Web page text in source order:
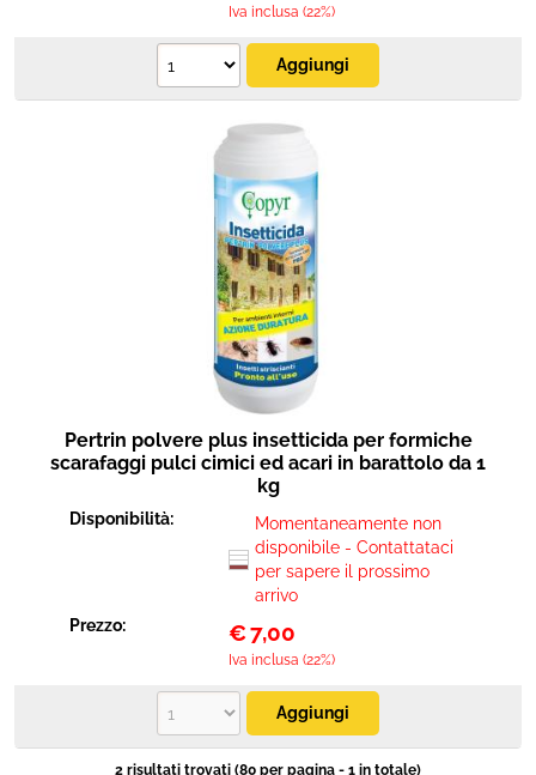
Iva inclusa (22%)
Pertrin polvere plus insetticida per formiche
scarafaggi pulci cimici ed acari in barattolo da 1
kg
Disponibilità:
Momentaneamente non
disponibile - Contattataci
per sapere il prossimo
arrivo
Prezzo:
€7,00
Iva inclusa (22%)
2 risultati trovati (80 per pagina - 1 in totale)